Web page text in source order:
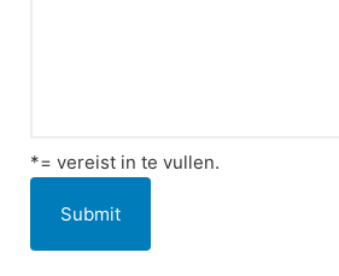
*= vereist in te vullen.